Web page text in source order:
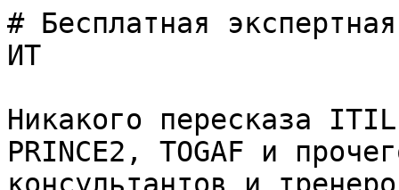
# Бесплатная
ИТ
Никакого пересказа
PRINCE2, TOGAF и